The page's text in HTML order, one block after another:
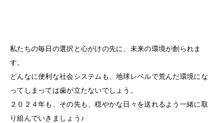
私たちの毎日の選択と心がけの先に、未来の環境が創られま
す。
どんなに便利な社会システムも、地球レベルで荒んだ環境にな
ってしまっては歯が立たないでしょう。
２０２４年も、その先も、穏やかな日々を送れるよう一緒に取
り組んでいきましょう♪